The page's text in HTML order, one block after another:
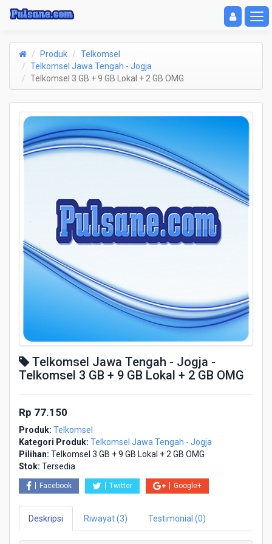
Toggle
Produk
Telkomsel
Telkomsel Jawa Tengah - Jogja
Telkomsel 3 GB + 9 GB Lokal + 2 GB OMG
Telkomsel Jawa Tengah - Jogja -
Telkomsel 3 GB + 9 GB Lokal + 2 GB OMG
Rp 77.150
Produk: Telkomsel
Kategori Produk: Telkomsel Jawa Tengah - Jogja
Pilihan: Telkomsel 3 GB + 9 GB Lokal + 2 GB OMG
Stok: Tersedia
Facebook Twitter Google+
Deskripsi Riwayat (3) Testimonial (0)